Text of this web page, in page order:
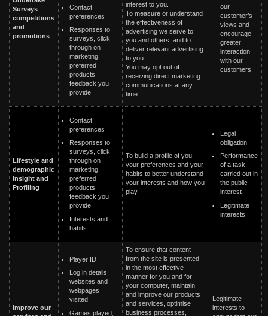
Surveys
competitions
and
promotions
Contact
preferences
Responses to
surveys, click
through on
marketing,
preferred
products,
feedback you
provide
interest to you.
To measure or understand
the effectiveness of
advertising we serve to
you and others, and to
deliver relevant advertising
to you.
You may opt out of
receiving direct marketing
communications at any
time.
our
customer’s
views and
encourage
greater
interaction
with our
customers
Lifestyle and
demographic
Insight and
Profiling
Contact
preferences
Responses to
surveys, click
through on
marketing,
preferred
products,
feedback you
provide
Interests and
habits
To build a profile of you,
your preferences and your
habits to better understand
your interests and how you
play.
Legal
obligation
Performance
of a task
carried out in
the public
interest
Legitimate
interests
Improve our
Player ID
Log in details,
websites and
webpages
visited
Games played,
To ensure that content
from the site is presented
in the most effective
manner for you and for
your computer, maintain
and improve our products
and services, optimise
business processes,
Legitimate
interests to